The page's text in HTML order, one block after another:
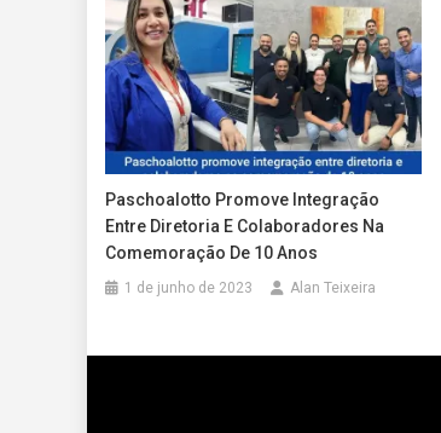
Paschoalotto Promove Integração
Entre Diretoria E Colaboradores Na
Comemoração De 10 Anos
1 de junho de 2023 Alan Teixeira